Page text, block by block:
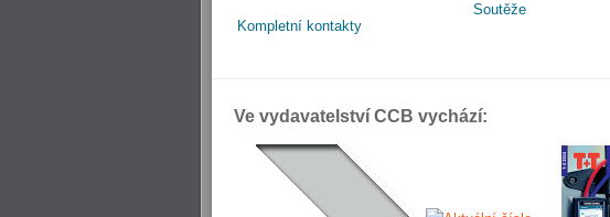
Kompletní kontakty
Soutěže
Ve vydavatelství CCB vychází: